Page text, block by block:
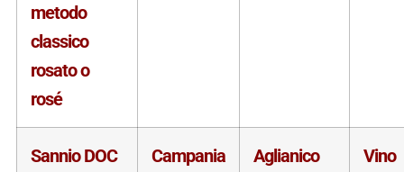
metodo
classico
rosato o
rosé
Sannio DOC
Campania Aglianico
Vino